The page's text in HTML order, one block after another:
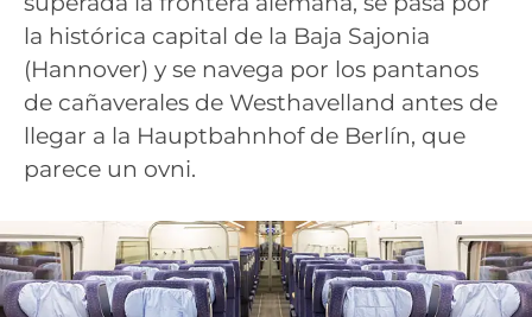
la histórica capital de la Baja Sajonia
(Hannover) y se navega por los pantanos
de cañaverales de Westhavelland antes de
llegar a la Hauptbahnhof de Berlín, que
parece un ovni.